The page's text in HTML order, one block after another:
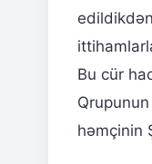
Bu cür
həmçinin